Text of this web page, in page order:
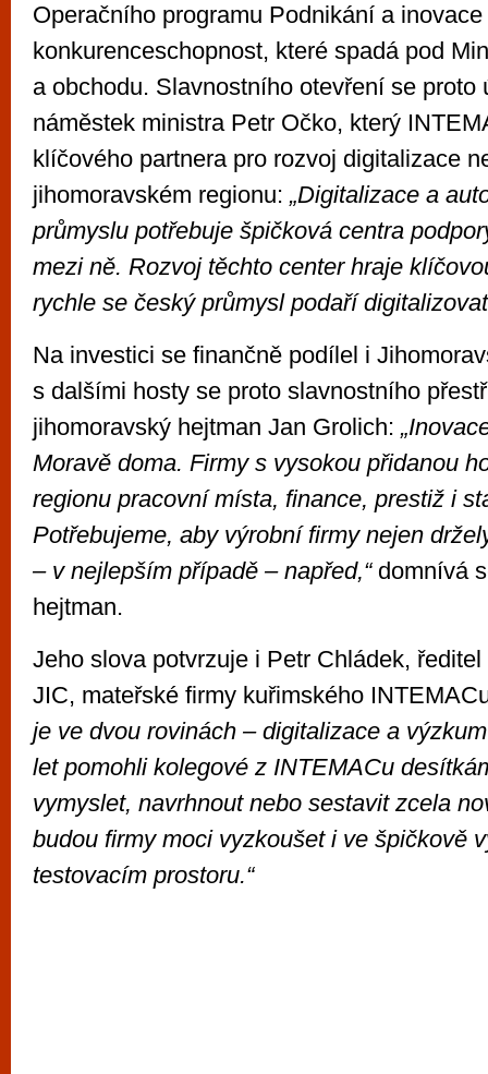
Operačního programu Podnikání a inovace
konkurenceschopnost, které spadá pod
a obchodu. Slavnostního otevření se proto
náměstek ministra Petr Očko, který
klíčového partnera pro rozvoj digitalizace
jihomoravském regionu: „Digitalizace a
průmyslu potřebuje špičková centra
mezi ně. Rozvoj těchto center hraje
rychle se český průmysl podaří
Na investici se finančně podílel i
s dalšími hosty se proto slavnostního
jihomoravský hejtman Jan Grolich:
Moravě doma. Firmy s vysokou přidanou
regionu pracovní místa, finance, prestiž i
Potřebujeme, aby výrobní firmy nejen
– v nejlepším případě – napřed,“domnívá
hejtman.
Jeho slova potvrzuje i Petr Chládek,
JIC, mateřské firmy kuřimského
je ve dvou rovinách – digitalizace a
let pomohli kolegové z INTEMACu
vymyslet, navrhnout nebo sestavit zcela
budou firmy moci vyzkoušet i ve špičkově
testovacím prostoru.“